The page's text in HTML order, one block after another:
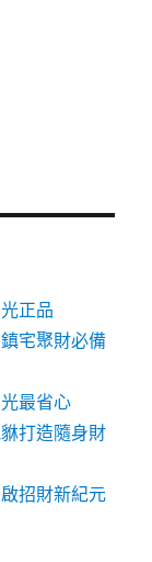
正品
宅聚財必備
最省心
打造隨身財
招財新紀元